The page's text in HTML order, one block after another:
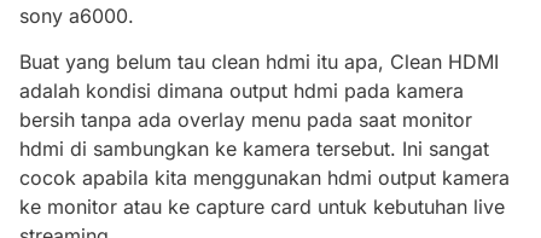
sony a6000.
Buat yang belum tau clean hdmi itu apa, Clean HDMI
adalah kondisi dimana output hdmi pada kamera
bersih tanpa ada overlay menu pada saat monitor
hdmi di sambungkan ke kamera tersebut. Ini sangat
cocok apabila kita menggunakan hdmi output kamera
ke monitor atau ke capture card untuk kebutuhan live